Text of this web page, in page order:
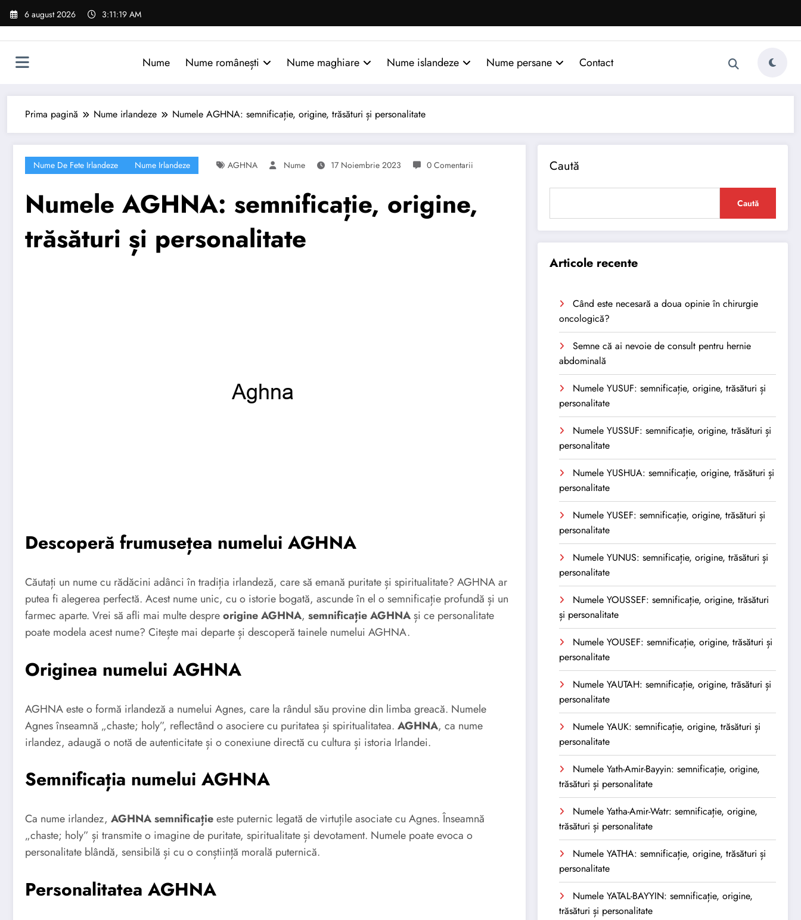
Sari
6 august 2026 3:11:20 AM
Nume Nume românești Nume maghiare Nume islandeze Nume persane Contact
Prima pagină Nume irlandeze Numele AGHNA: semnificație, origine, trăsături și personalitate
Nume De Fete Irlandeze Nume Irlandeze AGHNA Nume 17 Noiembrie 2023 0 Comentarii
Numele AGHNA: semnificație, origine,
trăsături și personalitate
Descoperă frumusețea numelui AGHNA
Căutați un nume cu rădăcini adânci în tradiția irlandeză, care să emană puritate și spiritualitate? AGHNA ar
putea fi alegerea perfectă. Acest nume unic, cu o istorie bogată, ascunde în el o semnificație profundă și un
farmec aparte. Vrei să afli mai multe despreorigine AGHNA, semnificație AGHNAși ce personalitate
poate modela acest nume? Citește mai departe și descoperă tainele numelui AGHNA.
Originea numelui AGHNA
AGHNA este o formă irlandeză a numelui Agnes, care la rândul său provine din limba greacă. Numele
Agnes înseamnă „chaste; holy”, reflectând o asociere cu puritatea și spiritualitatea. AGHNA, ca nume
irlandez, adaugă o notă de autenticitate și o conexiune directă cu cultura și istoria Irlandei.
Semnificația numelui AGHNA
Ca nume irlandez, AGHNA semnificațieeste puternic legată de virtuțile asociate cu Agnes. Înseamnă
„chaste; holy” și transmite o imagine de puritate, spiritualitate și devotament. Numele poate evoca o
personalitate blândă, sensibilă și cu o conștiință morală puternică.
Personalitatea AGHNA
Caută
Caută
Articole recente
Când este necesară a doua opinie în chirurgie
oncologică?
Semne că ai nevoie de consult pentru hernie
abdominală
Numele YUSUF: semnificație, origine, trăsături și
personalitate
Numele YUSSUF: semnificație, origine, trăsături și
personalitate
Numele YUSHUA: semnificație, origine, trăsături și
personalitate
Numele YUSEF: semnificație, origine, trăsături și
personalitate
Numele YUNUS: semnificație, origine, trăsături și
personalitate
Numele YOUSSEF: semnificație, origine, trăsături
și personalitate
Numele YOUSEF: semnificație, origine, trăsături și
personalitate
Numele YAUTAH: semnificație, origine, trăsături și
personalitate
Numele YAUK: semnificație, origine, trăsături și
personalitate
Numele Yath-Amir-Bayyin: semnificație, origine,
trăsături și personalitate
Numele Yatha-Amir-Watr: semnificație, origine,
trăsături și personalitate
Numele YATHA: semnificație, origine, trăsături și
personalitate
Numele YATAL-BAYYIN: semnificație, origine,
trăsături și personalitate